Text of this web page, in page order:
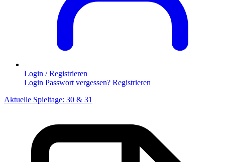
Login / Registrieren
Login Passwort vergessen? Registrieren
Aktuelle Spieltage: 30 & 31